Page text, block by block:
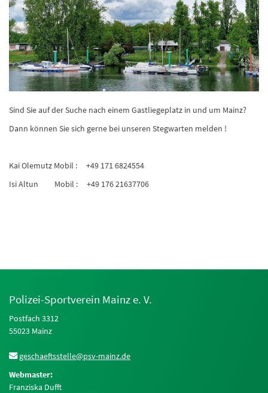
Sind Sie auf der Suche nach einem Gastliegeplatz in und um Mainz?
Dann können Sie sich gerne bei unseren Stegwarten melden !
Kai Olemutz Mobil : +49 171 6824554
Isi Altun Mobil : +49 176 21637706
Polizei-Sportverein Mainz e. V.
Postfach 3312
55023 Mainz
geschaeftsstelle@psv-mainz.de
Webmaster:
Franziska Dufft